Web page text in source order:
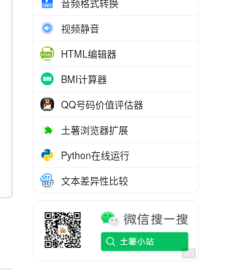
音频格式转换
视频静音
HTML编辑器
BMI计算器
QQ号码价值评估器
土薯浏览器扩展
Python在线运行
文本差异性比较